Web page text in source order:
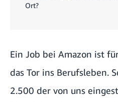
Ort?
Ein Job bei Amazon ist
das Tor ins Berufsleben.
2.500 der von uns